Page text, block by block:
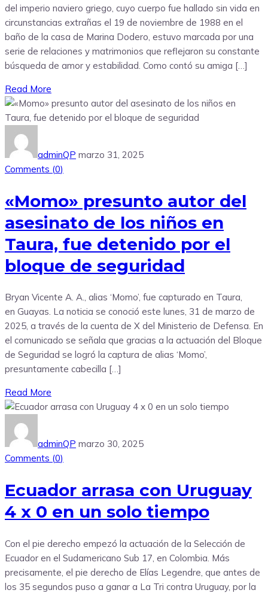
del imperio naviero griego, cuyo cuerpo fue hallado sin vida en
circunstancias extrañas el 19 de noviembre de 1988 en el
baño de la casa de Marina Dodero, estuvo marcada por una
serie de relaciones y matrimonios que reflejaron su constante
búsqueda de amor y estabilidad. Como contó su amiga […]
Read More
adminQP marzo 31, 2025
Comments (0)
«Momo» presunto autor del
asesinato de los niños en
Taura, fue detenido por el
bloque de seguridad
Bryan Vicente A. A., alias ‘Momo’, fue capturado en Taura,
en Guayas. La noticia se conoció este lunes, 31 de marzo de
2025, a través de la cuenta de X del Ministerio de Defensa. En
el comunicado se señala que gracias a la actuación del Bloque
de Seguridad se logró la captura de alias ‘Momo’,
presuntamente cabecilla […]
Read More
adminQP marzo 30, 2025
Comments (0)
Ecuador arrasa con Uruguay
4 x 0 en un solo tiempo
Con el pie derecho empezó la actuación de la Selección de
Ecuador en el Sudamericano Sub 17, en Colombia. Más
precisamente, el pie derecho de Elías Legendre, que antes de
los 35 segundos puso a ganar a La Tri contra Uruguay, por la